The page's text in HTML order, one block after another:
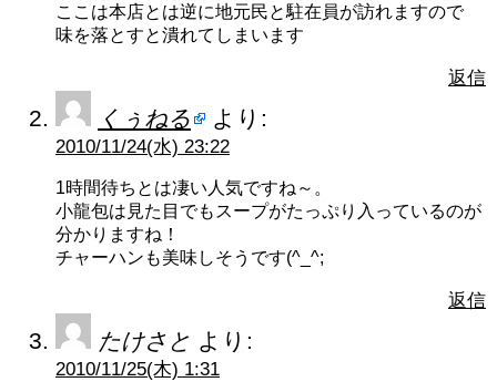
ここは本店とは逆に地元民と駐在員が訪れますので
味を落とすと潰れてしまいます
返信
くぅねる より:
2010/11/24(水) 23:22
1時間待ちとは凄い人気ですね～。
小龍包は見た目でもスープがたっぷり入っているのが
分かりますね！
チャーハンも美味しそうです(^_^;
返信
たけさと より:
2010/11/25(木) 1:31